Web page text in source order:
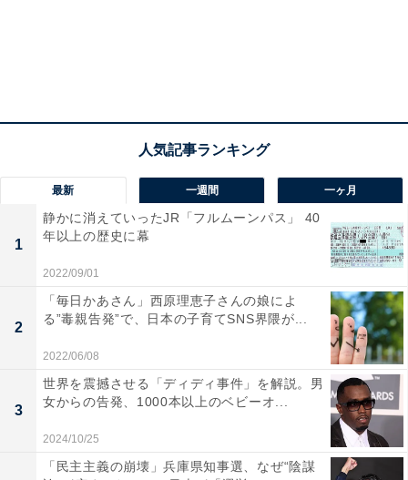
世界の動きでは、アメリカの国家安全保障局が秘密裏に
個人の通信情報を収集していたことを、CIAの元職員エ
ドワード・スノーデンが暴露。イスラム武装勢力がアル
ジェリア南東部イナメナスの天然ガス関連施設を襲撃
し、10人の日本人も犠牲となった痛ましい事件も発生し
＞次ページ：2013年夏ボーナス、民間・上場企業の平均
金額と業種別の傾向を見る
最新 一週間 一ヶ月
1
静かに消えていったJR「フルムーンパス」 40
年以上の歴史に幕
2022/09/01
2
「毎日かあさん」西原理恵子さんの娘によ
る”毒親告発”で、日本の子育てSNS界隈が...
2022/06/08
3
世界を震撼させる「ディディ事件」を解説。男
女からの告発、1000本以上のベビーオ...
2024/10/25
「民主主義の崩壊」兵庫県知事選、なぜ“陰謀